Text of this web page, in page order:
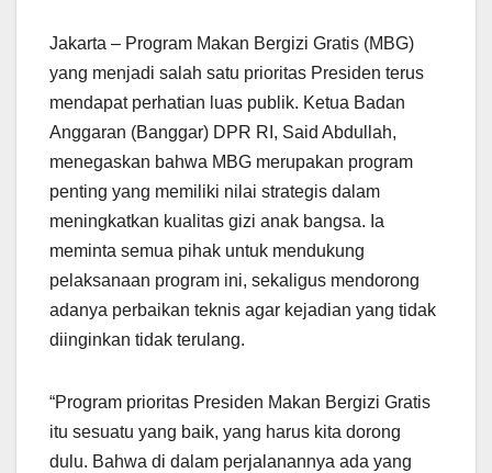
Jakarta – Program Makan Bergizi Gratis (MBG)
yang menjadi salah satu prioritas Presiden terus
mendapat perhatian luas publik. Ketua Badan
Anggaran (Banggar) DPR RI, Said Abdullah,
menegaskan bahwa MBG merupakan program
penting yang memiliki nilai strategis dalam
meningkatkan kualitas gizi anak bangsa. Ia
meminta semua pihak untuk mendukung
pelaksanaan program ini, sekaligus mendorong
adanya perbaikan teknis agar kejadian yang tidak
diinginkan tidak terulang.
“Program prioritas Presiden Makan Bergizi Gratis
itu sesuatu yang baik, yang harus kita dorong
dulu. Bahwa di dalam perjalanannya ada yang